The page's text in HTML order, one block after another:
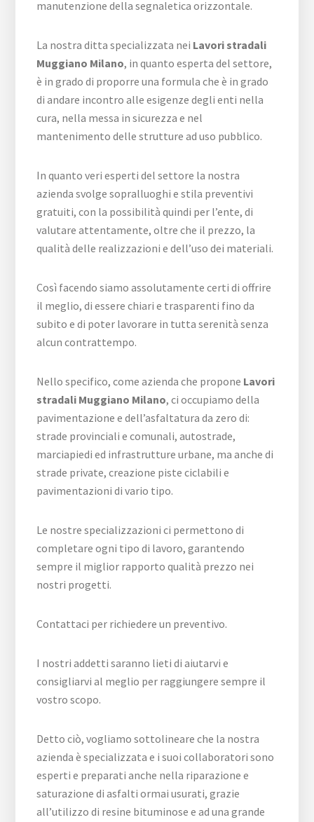
manutenzione della segnaletica orizzontale.
La nostra ditta specializzata nei Lavori stradali
Muggiano Milano, in quanto esperta del settore,
è in grado di proporre una formula che è in grado
di andare incontro alle esigenze degli enti nella
cura, nella messa in sicurezza e nel
mantenimento delle strutture ad uso pubblico.
In quanto veri esperti del settore la nostra
azienda svolge sopralluoghi e stila preventivi
gratuiti, con la possibilità quindi per l’ente, di
valutare attentamente, oltre che il prezzo, la
qualità delle realizzazioni e dell’uso dei materiali.
Così facendo siamo assolutamente certi di offrire
il meglio, di essere chiari e trasparenti fino da
subito e di poter lavorare in tutta serenità senza
alcun contrattempo.
Nello specifico, come azienda che propone Lavori
stradali Muggiano Milano, ci occupiamo della
pavimentazione e dell’asfaltatura da zero di:
strade provinciali e comunali, autostrade,
marciapiedi ed infrastrutture urbane, ma anche di
strade private, creazione piste ciclabili e
pavimentazioni di vario tipo.
Le nostre specializzazioni ci permettono di
completare ogni tipo di lavoro, garantendo
sempre il miglior rapporto qualità prezzo nei
nostri progetti.
Contattaci per richiedere un preventivo.
I nostri addetti saranno lieti di aiutarvi e
consigliarvi al meglio per raggiungere sempre il
vostro scopo.
Detto ciò, vogliamo sottolineare che la nostra
azienda è specializzata e i suoi collaboratori sono
esperti e preparati anche nella riparazione e
saturazione di asfalti ormai usurati, grazie
all’utilizzo di resine bituminose e ad una grande